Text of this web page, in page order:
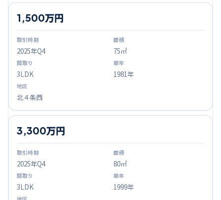
2025年Q4
1,500万円
75㎡
3LDK 1981年
北４条西
2025年Q4
3,300万円
80㎡
3LDK 1999年